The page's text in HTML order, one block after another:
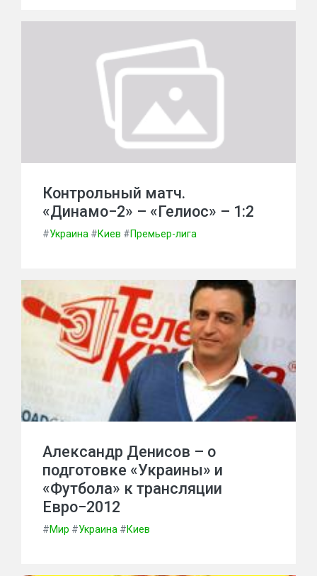
Контрольный матч.
«Динамо−2» – «Гелиос» – 1:2
#Украина #Киев #Премьер-лига
Александр Денисов – о
подготовке «Украины» и
«Футбола» к трансляции
Евро−2012
#Мир #Украина #Киев